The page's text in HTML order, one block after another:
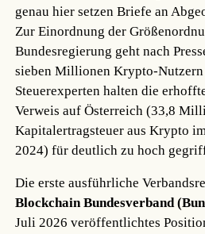
genau hier setzen Briefe an
Zur Einordnung der
Bundesregierung geht nach
sieben Millionen Krypto-Nutzern
Steuerexperten halten die
Verweis auf Österreich (33,8
Kapitalertragsteuer aus Krypto
2024) für deutlich zu hoch
Die erste ausführliche
Blockchain Bundesverband
Juli 2026 veröffentlichtes